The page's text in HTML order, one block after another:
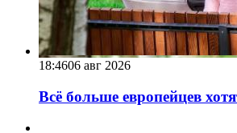
18:4606 авг 2026
Всё больше европейцев